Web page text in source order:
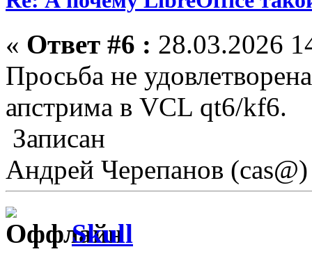
« Ответ #6 : 28.03.2026
Просьба не
апстрима в VCL qt6/kf6.
Записан
Андрей Черепанов (cas@)
Skull